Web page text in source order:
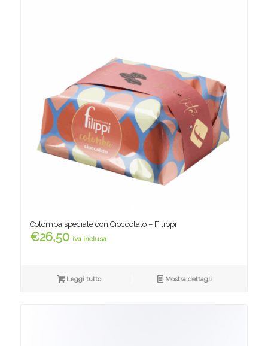
Colomba speciale con Cioccolato – Filippi
€26,50 iva inclusa
Leggi tutto Mostra dettagli